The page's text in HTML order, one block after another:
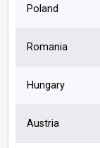
Poland
Romania
Hungary
Austria